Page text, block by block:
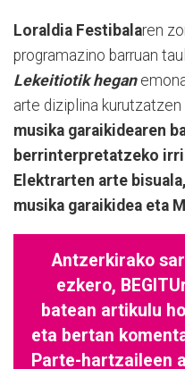
Loraldia Festibalaren
programazino barruan
Lekeitiotik hegan
arte diziplina kurutzatzen
musika garaikidearen
berrinterpretatzeko
Elektrarten arte
musika garaikidea eta
Antzerkirako
ezkero,
batean artikulu
eta bertan
Parte-hartzaileen